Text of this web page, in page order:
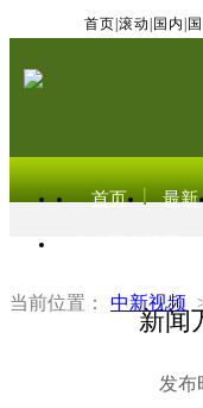
首页 滚动 国内
首页 最新
当前位置： 中新视频
新闻
发布